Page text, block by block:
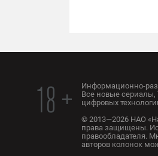
18 +
Информационно-
Все новые сериалы,
цифровых
© 2013—2026 НАО
права защищены.
правообладателя.
авторов колонок